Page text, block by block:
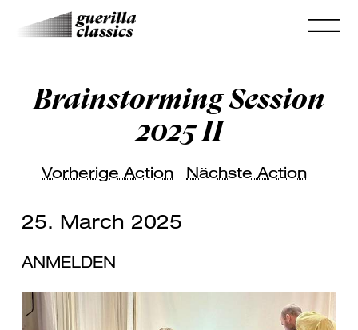
Brainstorming Session
2025 II
Vorherige Action Nächste Action
25. March 2025
ANMELDEN